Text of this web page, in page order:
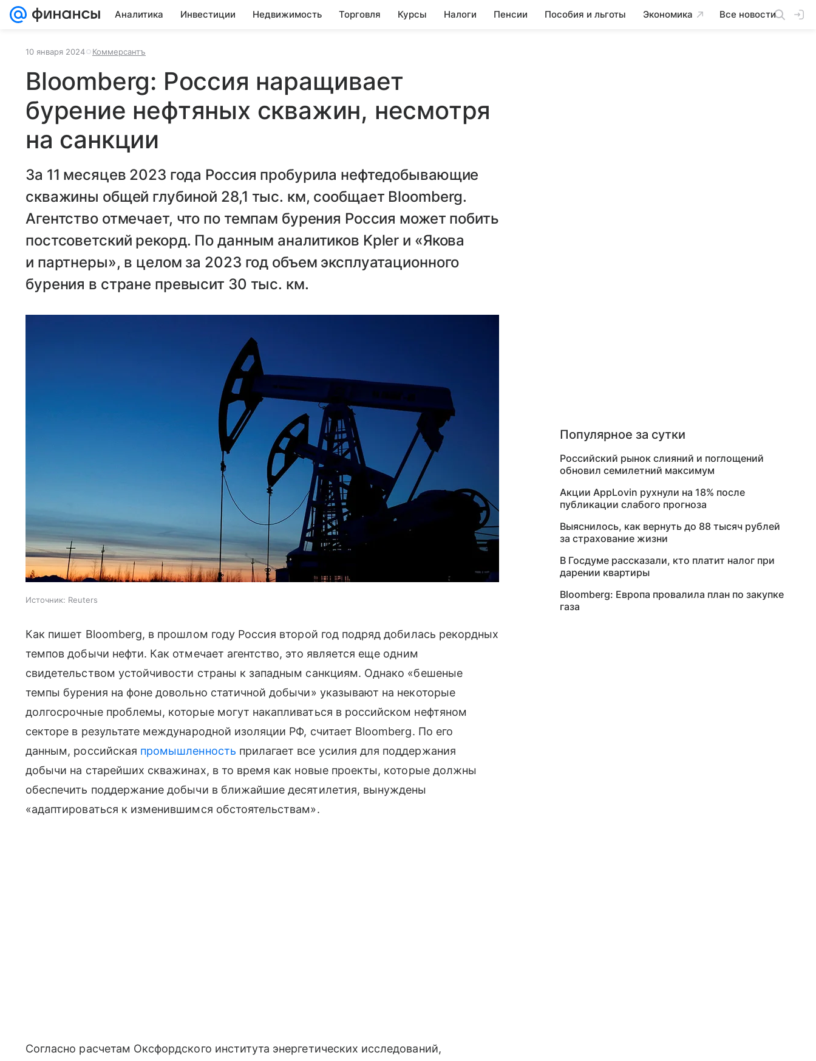
Аналитика Инвестиции Недвижимость Торговля Курсы Налоги Пенсии Пособия и льготы Экономика Все новости
10 января 2024 Коммерсантъ
Bloomberg: Россия наращивает
бурение нефтяных скважин, несмотря
на санкции
За 11 месяцев 2023 года Россия пробурила нефтедобывающие
скважины общей глубиной 28,1 тыс. км, сообщает Bloomberg.
Агентство отмечает, что по темпам бурения Россия может побить
постсоветский рекорд. По данным аналитиков Kpler и «Якова
и партнеры», в целом за 2023 год объем эксплуатационного
бурения в стране превысит 30 тыс. км.
Источник: Reuters
Как пишет Bloomberg, в прошлом году Россия второй год подряд добилась рекордных
темпов добычи нефти. Как отмечает агентство, это является еще одним
свидетельством устойчивости страны к западным санкциям. Однако «бешеные
темпы бурения на фоне довольно статичной добычи» указывают на некоторые
долгосрочные проблемы, которые могут накапливаться в российском нефтяном
секторе в результате международной изоляции РФ, считает Bloomberg. По его
данным, российская промышленность прилагает все усилия для поддержания
добычи на старейших скважинах, в то время как новые проекты, которые должны
обеспечить поддержание добычи в ближайшие десятилетия, вынуждены
«адаптироваться к изменившимся обстоятельствам».
Согласно расчетам Оксфордского института энергетических исследований,
Популярное за сутки
Российский рынок слияний и поглощений
обновил семилетний максимум
Акции AppLovin рухнули на 18% после
публикации слабого прогноза
Выяснилось, как вернуть до 88 тысяч рублей
за страхование жизни
В Госдуме рассказали, кто платит налог при
дарении квартиры
Bloomberg: Европа провалила план по закупке
газа